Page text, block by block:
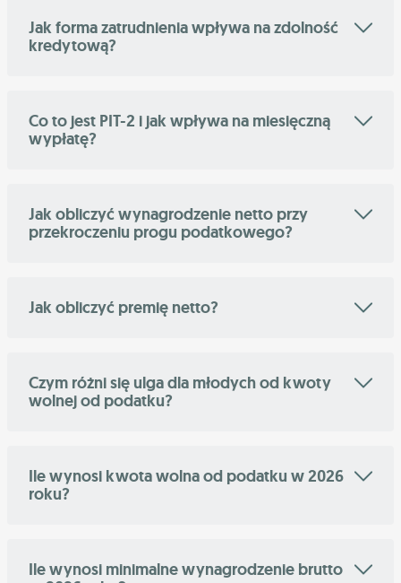
Jak forma zatrudnienia wpływa na zdolność
kredytową?
Co to jest PIT-2 i jak wpływa na miesięczną
wypłatę?
Jak obliczyć wynagrodzenie netto przy
przekroczeniu progu podatkowego?
Jak obliczyć premię netto?
Czym różni się ulga dla młodych od kwoty
wolnej od podatku?
Ile wynosi kwota wolna od podatku w 2026
roku?
Ile wynosi minimalne wynagrodzenie brutto